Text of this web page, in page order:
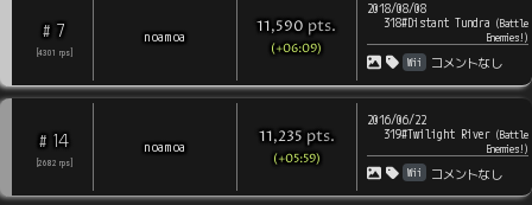
# 7
4301 rps
noamoa 11,590 pts.
(+06:09)
2018/08/08
318#Distant Tundra (Battle
Enemies!)
Wii
コメントなし
# 14
2682 rps
noamoa 11,235 pts.
(+05:59)
2016/06/22
319#Twilight River(Battle
Enemies!)
Wii
コメントなし